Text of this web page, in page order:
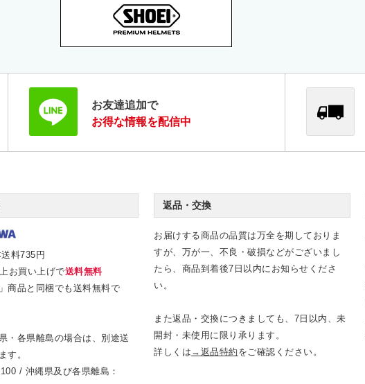
お友達追加で
お得な情報を配信中
料735円
お買い上げで送料無料
商品と同梱でも送料無料で
・各県離島の場合は、別途送
す。
/ 沖縄県及び各県離島：
返品・交換
お届けする商品の品質は万全を期しておりま
すが、万が一、不良・破損などがございまし
たら、商品到着後7日以内にお知らせくださ
い。
また返品・交換につきましても、7日以内、未
開封・未使用に限り承ります。
詳しくは →返品特約 をご確認ください。